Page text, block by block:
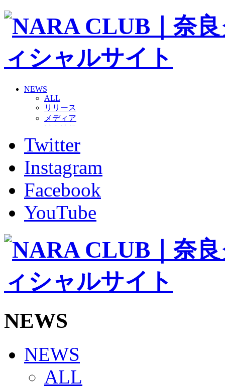
NEWS
ALL
リリース
メディア
グッズ
ファンコミュニティ
ホームタウン
コラム
その他
TEAM
2026/27トップチーム
2026/27トップチームスタッフ
バモス
チアダンススクール
ボランティアチーム「volundeer」
ビクトリーロード
HOMEGAME
観戦ルール＆マナー
Jリーグ運営管理規定
写真・動画使用ガイドライン
SCHEDULE
2026/27
練習見学時のファンサービスについて
TICKET
奈良クラブ明治安田J3リーグ2026/27シーズン試
Twitter
Instagram
Facebook
YouTube
NEWS
NEWS
ALL